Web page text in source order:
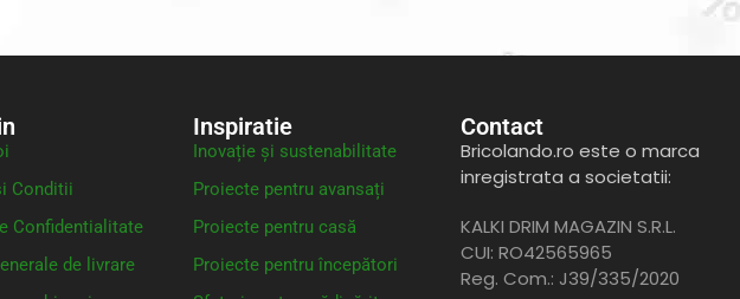
Conditii
Confidentialitate
de livrare
Inspiratie
Inovație și sustenabilitate
Proiecte pentru avansați
Proiecte pentru casă
Proiecte pentru începători
Contact
Bricolando.ro este o marca
inregistrata a societatii:
KALKI DRIM MAGAZIN S.R.L.
CUI: RO42565965
Reg. Com.: J39/335/2020